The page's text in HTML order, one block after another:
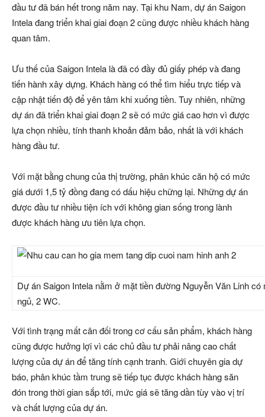
đầu tư đã bán hết trong năm nay. Tại khu Nam, dự án Saigon
Intela đang triển khai giai đoạn 2 cũng được nhiều khách hàng
quan tâm.
Ưu thế của Saigon Intela là đã có đầy đủ giấy phép và đang
tiến hành xây dựng. Khách hàng có thể tìm hiểu trực tiếp và
cập nhật tiến độ để yên tâm khi xuống tiền. Tuy nhiên, những
dự án đã triển khai giai đoạn 2 sẽ có mức giá cao hơn vì được
lựa chọn nhiều, tính thanh khoản đảm bảo, nhất là với khách
hàng đầu tư.
Với mặt bằng chung của thị trường, phân khúc căn hộ có mức
giá dưới 1,5 tỷ đồngđang có dấu hiệu chững lại. Những dự án
được đầu tư nhiều tiện ích với không gian sống trong lành
được khách hàng ưu tiên lựa chọn.
Dự án Saigon Intela nằm ở mặt tiền đường Nguyễn Văn Linh
ngủ, 2 WC.
Với tình trạng mất cân đối trong cơ cấu sản phẩm, khách hàng
cũng được hưởng lợi vì các chủ đầu tư phải nâng cao chất
lượng của dự án để tăng tính cạnh tranh. Giới chuyên gia dự
báo, phân khúc tầm trung sẽ tiếp tục được khách hàng săn
đón trong thời gian sắp tới, mức giá sẽ tăng dần tùy vào vị trí
và chất lượng của dự án.